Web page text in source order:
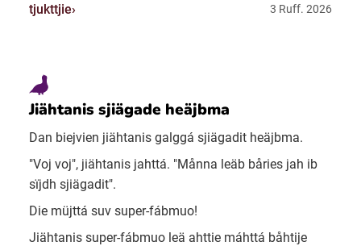
tjukttjie 3 Ruff. 2026
Jiähtanis sjiägade heäjbma
Dan biejvien jiähtanis galggá sjiägadit heäjbma.
"Voj voj", jiähtanis jahttá. "Månna leäb båries jah ib
sïjdh sjiägadit".
Die müjttá suv super-fábmuo!
Jiähtanis super-fábmuo leä ahttie máhttá båhtije